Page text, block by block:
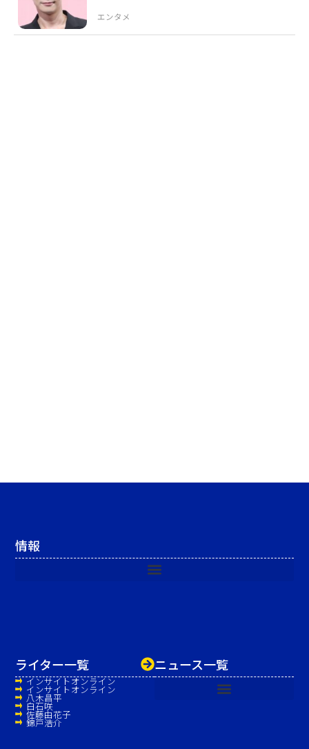
エンタメ
ニュース一覧
ライター一覧
インサイトオンライン
インサイトオンライン
八木昌平
白石咲
佐藤由花子
錦戸浩介
情報